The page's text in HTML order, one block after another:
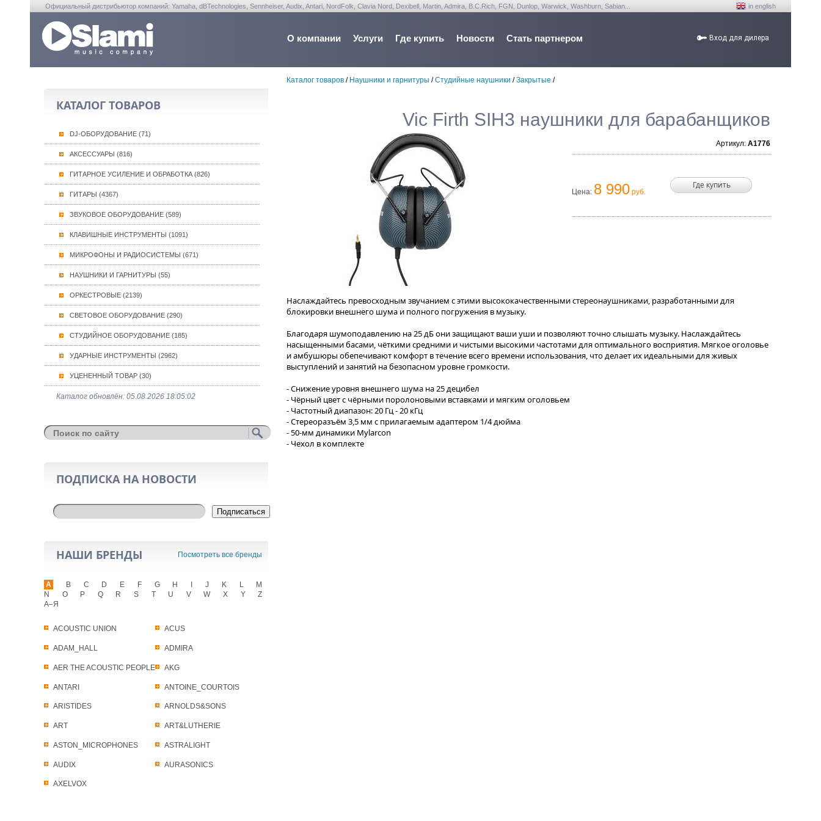
Официальный дистрибьютор компаний: Yamaha, dBTechnologies, Sennheiser, Audix, Antari, NordFolk, Clavia Nord, Dexibell, Martin, Admira, B.C.Rich, FGN, Dunlop, Warwick, Washburn, Sabian... in english
О компании Услуги Где купить Новости Стать партнером Вход для дилера
КАТАЛОГ ТОВАРОВ
DJ-ОБОРУДОВАНИЕ (71)
АКСЕССУАРЫ (816)
ГИТАРНОЕ УСИЛЕНИЕ И ОБРАБОТКА (826)
ГИТАРЫ (4367)
ЗВУКОВОЕ ОБОРУДОВАНИЕ (589)
КЛАВИШНЫЕ ИНСТРУМЕНТЫ (1091)
МИКРОФОНЫ И РАДИОСИСТЕМЫ (671)
НАУШНИКИ И ГАРНИТУРЫ (55)
ОРКЕСТРОВЫЕ (2139)
СВЕТОВОЕ ОБОРУДОВАНИЕ (290)
СТУДИЙНОЕ ОБОРУДОВАНИЕ (185)
УДАРНЫЕ ИНСТРУМЕНТЫ (2962)
УЦЕНЕННЫЙ ТОВАР (30)
Каталог обновлён: 05.08.2026 18:05:02
ПОДПИСКА НА НОВОСТИ
Подписаться
НАШИ БРЕНДЫ Посмотреть все бренды
A
ACOUSTIC UNION ACUS
ADAM_HALL ADMIRA
AER THE ACOUSTIC PEOPLE AKG
ANTARI ANTOINE_COURTOIS
ARISTIDES ARNOLDS&SONS
ART ART&LUTHERIE
ASTON_MICROPHONES ASTRALIGHT
AUDIX AURASONICS
AXELVOX
B C D E F G H J K L
M
N
O P Q R S T U V W X Y
Z
А–Я
Каталог товаров / Наушники и гарнитуры /Студийные наушники /Закрытые /
Vic Firth SIH3 наушники для барабанщиков
Артикул: A1776
Цена: 8 990 руб.
Где купить
Наслаждайтесь превосходным звучанием с этими высококачественными стереонаушниками, разработанными для
блокировки внешнего шума и полного погружения в музыку.
Благодаря шумоподавлению на 25 дБ они защищают ваши уши и позволяют точно слышать музыку. Наслаждайтесь
насыщенными басами, чёткими средними и чистыми высокими частотами для оптимального восприятия. Мягкое оголовье
и амбушюры обепечивают комфорт в течение всего времени использования, что делает их идеальными для живых
выступлений и занятий на безопасном уровне громкости.
- Снижение уровня внешнего шума на 25 децибел
- Чёрный цвет с чёрными поролоновыми вставками и мягким оголовьем
- Частотный диапазон: 20 Гц - 20 кГц
- Стереоразъём 3,5 мм с прилагаемым адаптером 1/4 дюйма
- 50-мм динамики Mylarcon
- Чехол в комплекте